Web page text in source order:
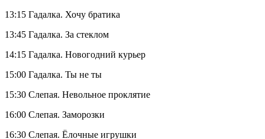
13:15 Гадалка. Хочу братика
13:45 Гадалка. За стеклом
14:15 Гадалка. Новогодний курьер
15:00 Гадалка. Ты не ты
15:30 Слепая. Невольное проклятие
16:00 Слепая. Заморозки
16:30 Слепая. Ёлочные игрушки